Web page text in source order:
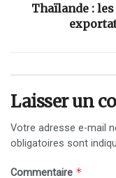
Thaïlande :
Laisser un
Votre adresse e-mail
obligatoires sont
Commentaire *